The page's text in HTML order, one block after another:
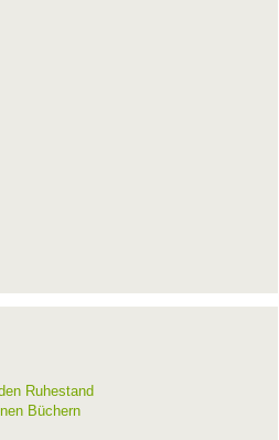
Ruhestand
Büchern